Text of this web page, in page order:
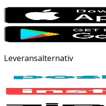
Leveransalternativ